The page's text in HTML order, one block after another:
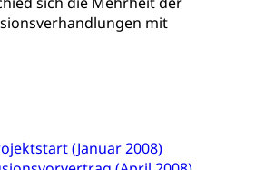
mit
(Januar 2008)
und Infrastruktur vif
Adoptionsvermittlung,